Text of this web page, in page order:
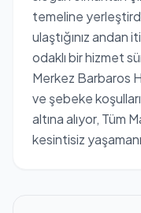
temeline
ulaştığınız
odaklı bir hizmet
Merkez Barbaros
ve şebeke
altına alıyor, Tüm
kesintisiz